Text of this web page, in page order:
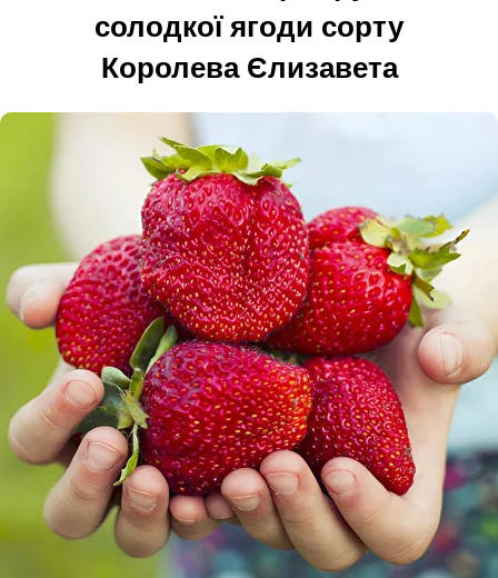
солодкої ягоди сорту
Королева Єлизавета